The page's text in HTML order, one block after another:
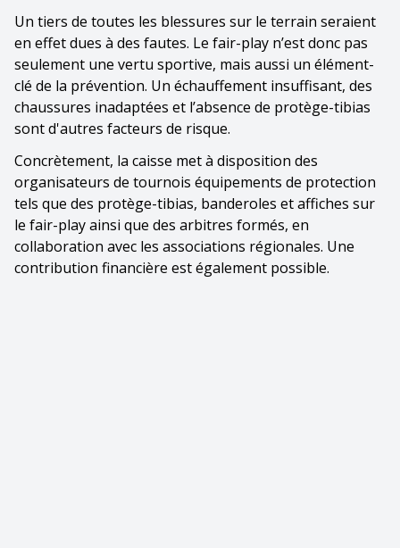
Un tiers de toutes les blessures sur le terrain seraient
en effet dues à des fautes. Le fair-play n’est donc pas
seulement une vertu sportive, mais aussi un élément-
clé de la prévention. Un échauffement insuffisant, des
chaussures inadaptées et l’absence de protège-tibias
sont d'autres facteurs de risque.
Concrètement, la caisse met à disposition des
organisateurs de tournois équipements de protection
tels que des protège-tibias, banderoles et affiches sur
le fair-play ainsi que des arbitres formés, en
collaboration avec les associations régionales. Une
contribution financière est également possible.